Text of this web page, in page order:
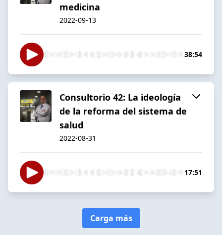
medicina
2022-09-13
38:54
Consultorio 42: La ideología
de la reforma del sistema de
salud
2022-08-31
17:51
Carga más